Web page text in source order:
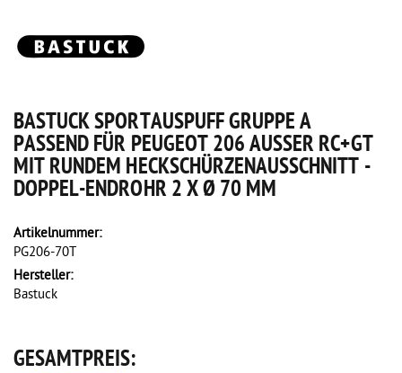
BASTUCK SPORTAUSPUFF GRUPPE A
PASSEND FÜR PEUGEOT 206 AUSSER RC+GT M
IT RUNDEM HECKSCHÜRZENAUSSCHNITT - D
OPPEL-ENDROHR 2 X Ø 70 MM
Artikelnummer:
PG206-70T
Hersteller:
Bastuck
GESAMTPREIS: